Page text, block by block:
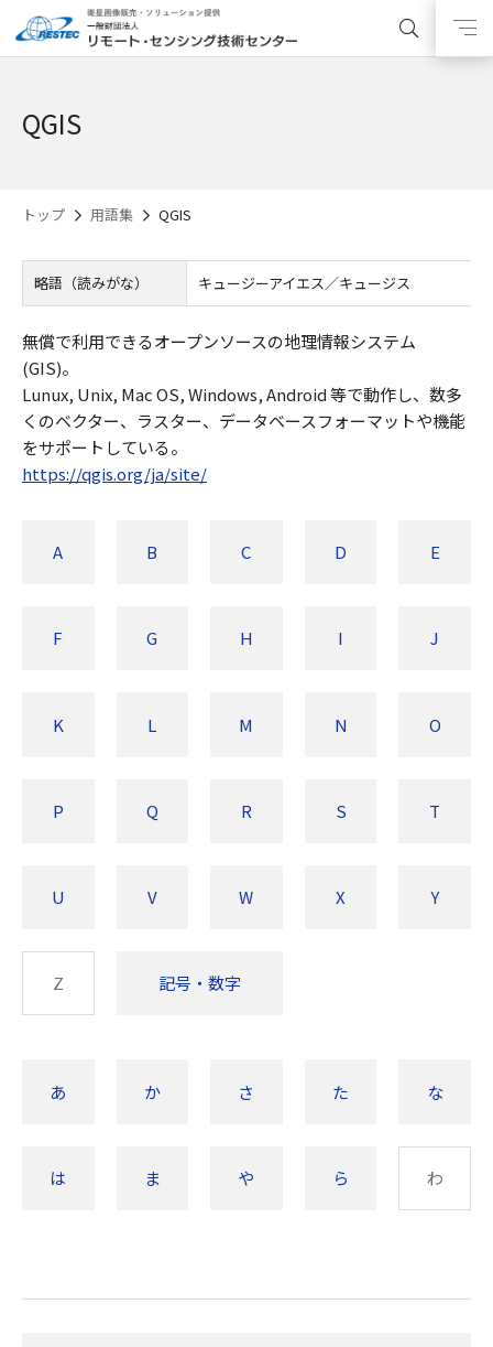
QGIS
トップ 用語集 QGIS
略語（読みがな） キュージーアイエス／キュージス
無償で利用できるオープンソースの地理情報システム
(GIS)。
Lunux, Unix, Mac OS, Windows, Android 等で動作し、数多
くのベクター、ラスター、データベースフォーマットや機能
をサポートしている。
https://qgis.org/ja/site/
A B C D E
F G H I J
K L M N O
P Q R S T
U V W X Y
Z 記号・数字
あ か さ た な
は ま や ら わ